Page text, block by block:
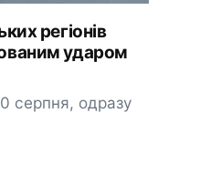
регіонів
ударом
серпня, одразу